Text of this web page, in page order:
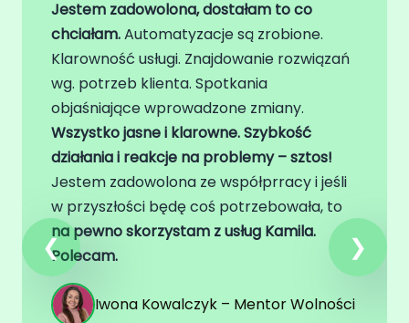
Do Devesol zgłosiłam się, aby
zautomatyzować procesy w mojej firmie.
Współpracowaliśmy m.in. nad wdrożeniem
Pipedrive, Make oraz automatyzacją
procesu fakturowania. Dzięki temu udało
się znacząco ograniczyć liczbę ręcznych
działań i zaoszczędzić mnóstwo czasu.
Bardzo doceniam profesjonalne
doradztwo – otrzymałam nie tylko
sprawnie wdrożone rozwiązania, ale także
rekomendacje najlepszych narzędzi
dopasowanych do potrzeb mojego
biznesu. Współpraca przebiegała szybko,